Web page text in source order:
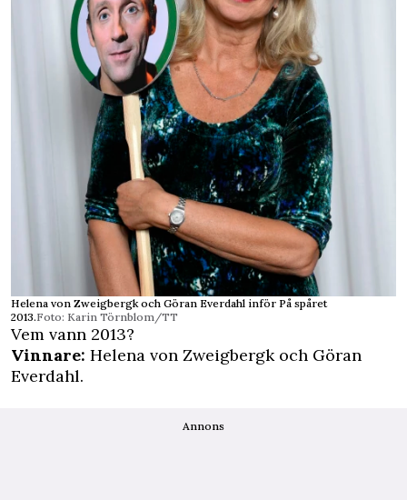
Helena von Zweigbergk och Göran Everdahl inför På spåret
2013.Foto: Karin Törnblom/TT
Vem vann 2013?
Vinnare: Helena von Zweigbergk och Göran
Everdahl.
Annons